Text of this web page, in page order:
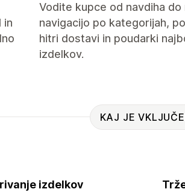
in
Vodite kupce od navdiha do
navigacijo po kategorijah,
hitri dostavi in ​​​​poudarki
izdelkov.
KAJ JE
izdelkov